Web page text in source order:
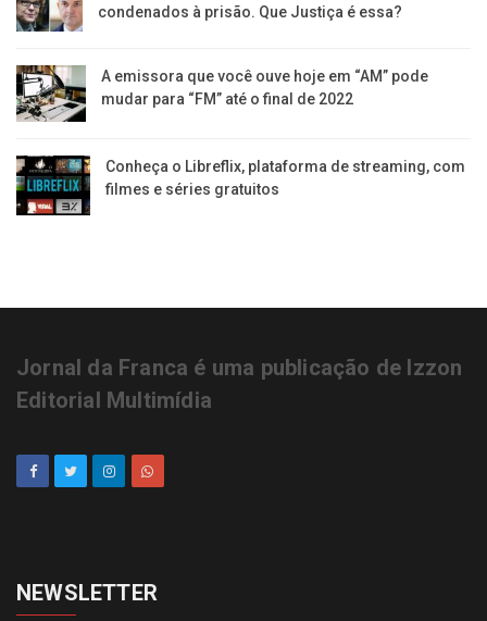
condenados à prisão. Que Justiça é essa?
A emissora que você ouve hoje em “AM” pode
mudar para “FM” até o final de 2022
Conheça o Libreflix, plataforma de streaming, com
filmes e séries gratuitos
Jornal da Franca é uma publicação de Izzon
Editorial Multimídia
NEWSLETTER